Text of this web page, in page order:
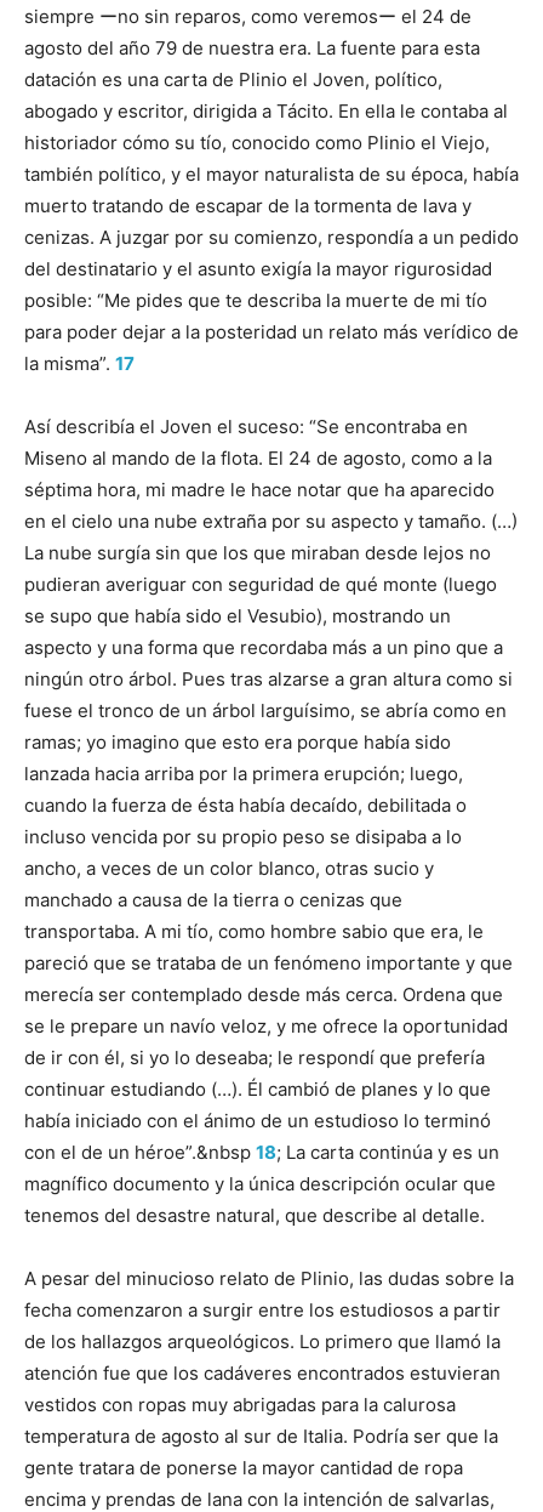
siempre ーno sin reparos, como veremosー el 24 de
agosto del año 79 de nuestra era. La fuente para esta
datación es una carta de Plinio el Joven, político,
abogado y escritor, dirigida a Tácito. En ella le contaba al
historiador cómo su tío, conocido como Plinio el Viejo,
también político, y el mayor naturalista de su época, había
muerto tratando de escapar de la tormenta de lava y
cenizas. A juzgar por su comienzo, respondía a un pedido
del destinatario y el asunto exigía la mayor rigurosidad
posible: “Me pides que te describa la muerte de mi tío
para poder dejar a la posteridad un relato más verídico de
la misma”. 17
Así describía el Joven el suceso: “Se encontraba en
Miseno al mando de la flota. El 24 de agosto, como a la
séptima hora, mi madre le hace notar que ha aparecido
en el cielo una nube extraña por su aspecto y tamaño. (…)
La nube surgía sin que los que miraban desde lejos no
pudieran averiguar con seguridad de qué monte (luego
se supo que había sido el Vesubio), mostrando un
aspecto y una forma que recordaba más a un pino que a
ningún otro árbol. Pues tras alzarse a gran altura como si
fuese el tronco de un árbol larguísimo, se abría como en
ramas; yo imagino que esto era porque había sido
lanzada hacia arriba por la primera erupción; luego,
cuando la fuerza de ésta había decaído, debilitada o
incluso vencida por su propio peso se disipaba a lo
ancho, a veces de un color blanco, otras sucio y
manchado a causa de la tierra o cenizas que
transportaba. A mi tío, como hombre sabio que era, le
pareció que se trataba de un fenómeno importante y que
merecía ser contemplado desde más cerca. Ordena que
se le prepare un navío veloz, y me ofrece la oportunidad
de ir con él, si yo lo deseaba; le respondí que prefería
continuar estudiando (…). Él cambió de planes y lo que
había iniciado con el ánimo de un estudioso lo terminó
con el de un héroe”.&nbsp 18; La carta continúa y es un
magnífico documento y la única descripción ocular que
tenemos del desastre natural, que describe al detalle.
A pesar del minucioso relato de Plinio, las dudas sobre la
fecha comenzaron a surgir entre los estudiosos a partir
de los hallazgos arqueológicos. Lo primero que llamó la
atención fue que los cadáveres encontrados estuvieran
vestidos con ropas muy abrigadas para la calurosa
temperatura de agosto al sur de Italia. Podría ser que la
gente tratara de ponerse la mayor cantidad de ropa
encima y prendas de lana con la intención de salvarlas,